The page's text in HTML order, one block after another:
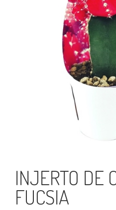
INJERTO DE
FUCSIA